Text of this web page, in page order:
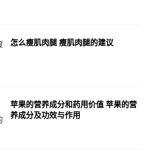
怎么瘦肌肉腿 瘦肌肉腿的建议
苹果的营养成分和药用价值 苹果的营
养成分及功效与作用